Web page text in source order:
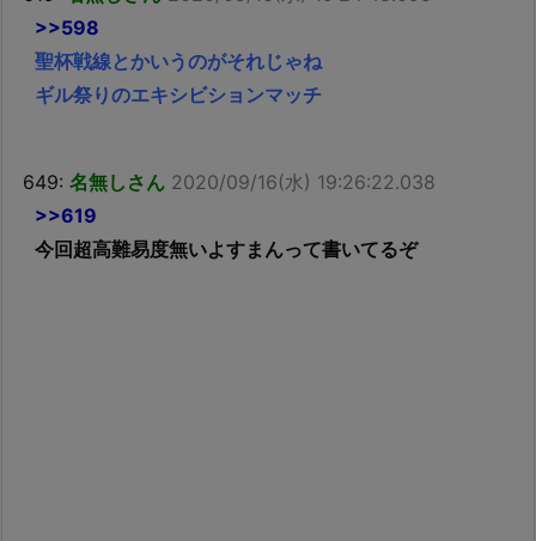
>>598
聖杯戦線とかいうのがそれじゃね
ギル祭りのエキシビションマッチ
649: 名無しさん 2020/09/16(水) 19:26:22.038
>>619
今回超高難易度無いよすまんって書いてるぞ